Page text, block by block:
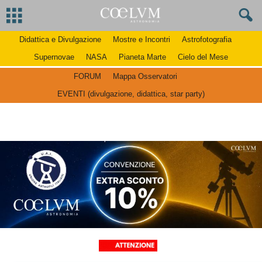
Didattica e Divulgazione Mostre e Incontri
Astrofotografia
Supernovae
NASA Pianeta Marte Cielo del Mese
FORUM
Mappa Osservatori
EVENTI (divulgazione, didattica, star party)